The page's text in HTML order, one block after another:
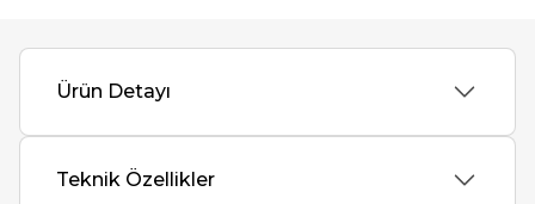
Ürün Detayı
Teknik Özellikler